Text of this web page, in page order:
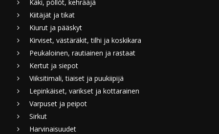
Käki, pöllöt, kehrääjä
Kiitäjät ja tikat
Kiurut ja pääskyt
Kirviset, västäräkit, tilhi ja koskikara
Peukaloinen, rautiainen ja rastaat
Kertut ja siepot
Viiksitimali, tiaiset ja puukiipijä
Lepinkäiset, varikset ja kottarainen
Varpuset ja peipot
Sirkut
Harvinaisuudet